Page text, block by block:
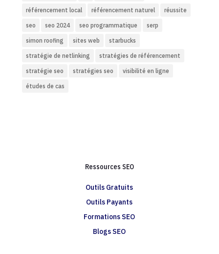
référencement local référencement naturel réussite
seo seo 2024 seo programmatique serp
simon roofing sites web starbucks
stratégie de netlinking stratégies de référencement
stratégie seo stratégies seo visibilité en ligne
études de cas
Ressources SEO
Outils Gratuits
Outils Payants
Formations SEO
Blogs SEO